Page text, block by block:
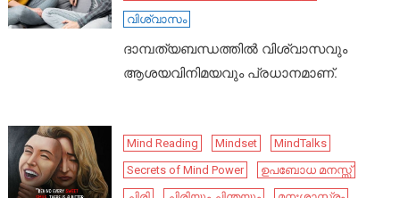
വിശ്വാസം
ദാമ്പത്യബന്ധത്തിൽ വിശ്വാസവും
ആശയവിനിമയവും പ്രധാനമാണ്.
Mind Reading Mindset
MindTalks
Secrets of Mind Power
ഉപബോധ മനസ്സ്